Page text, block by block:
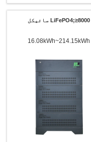
LiFePO4;≥8000 سائیکل
16.08kWh~214.15kWh